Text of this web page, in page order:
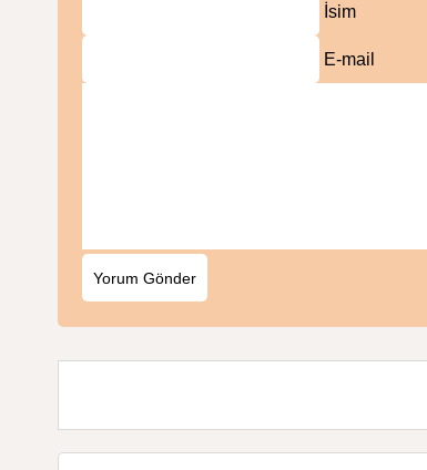
İsim
E-mail